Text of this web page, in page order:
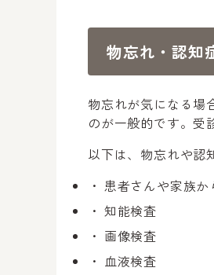
物忘れ・認知
物忘れが気になる場
のが一般的です。受
以下は、物忘れや認
患者さんや家族か
知能検査
画像検査
血液検査